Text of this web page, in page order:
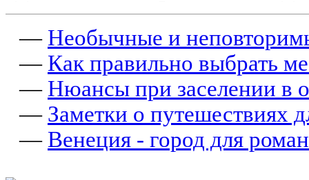
— Необычные и
— Как правильно выбрать
— Нюансы при заселении в
— Заметки о путешествиях
— Венеция - город для